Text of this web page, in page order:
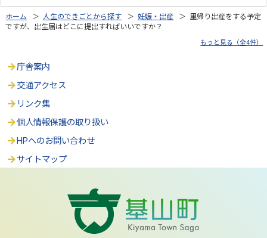
ホーム ＞人生のできごとから探す ＞妊娠・出産 ＞ 里帰り出産をする予定
ですが、出生届はどこに提出すればいいですか？
もっと見る（全4件）
庁舎案内
交通アクセス
リンク集
個人情報保護の取り扱い
HPへのお問い合わせ
サイトマップ